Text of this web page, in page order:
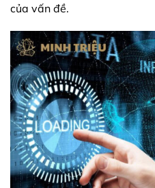
của vấn đề.